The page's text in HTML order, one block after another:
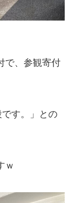
で、参観寄付
す。」との
ｗ